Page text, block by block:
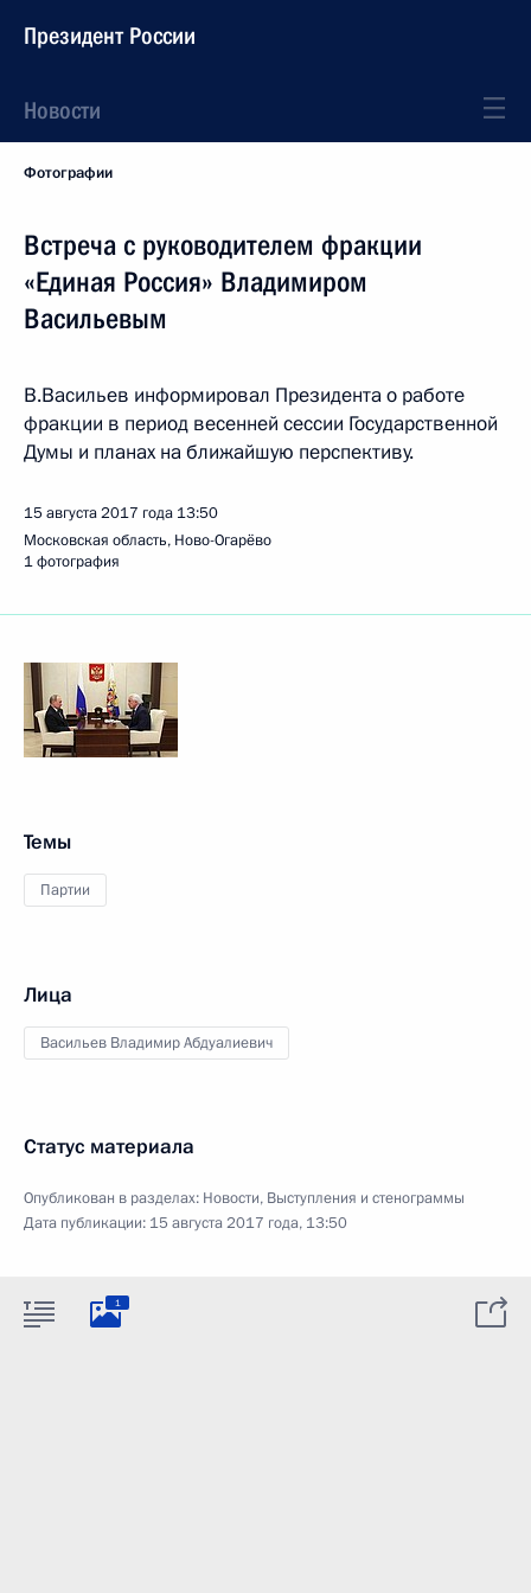
Президент России
Новости
Фотографии
Встреча с руководителем фракции
«Единая Россия» Владимиром
Васильевым
В.Васильев информировал Президента о работе
фракции в период весенней сессии Государственной
Думы и планах на ближайшую перспективу.
15 августа 2017 года 13:50
Московская область, Ново-Огарёво
1 фотография
Темы
Партии
Лица
Васильев Владимир Абдуалиевич
Статус материала
Опубликован в разделах: Новости, Выступления и стенограммы
Дата публикации: 15 августа 2017 года, 13:50
1